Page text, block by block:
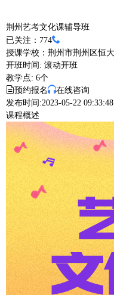
荆州艺考文化课辅导班
已关注：774
授课学校： 荆州市荆州区恒
开班时间: 滚动开班
教学点: 6个
预约报名
在线咨询
发布时间:2023-05-22 09:33:48
课程概述